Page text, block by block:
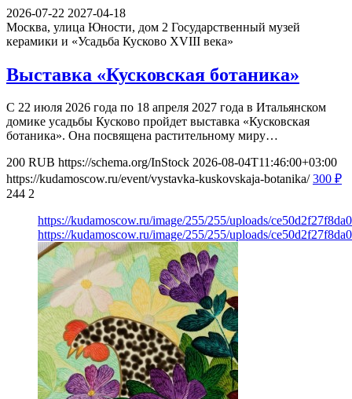
2026-07-22 2027-04-18
Москва, улица Юности, дом 2 Государственный музей
керамики и «Усадьба Кусково XVIII века»
Выставка «Кусковская ботаника»
С 22 июля 2026 года по 18 апреля 2027 года в Итальянском
домике усадьбы Кусково пройдет выставка «Кусковская
ботаника». Она посвящена растительному миру…
200 RUB https://schema.org/InStock 2026-08-04T11:46:00+03:00
https://kudamoscow.ru/event/vystavka-kuskovskaja-botanika/ 300 ₽
244 2
https://kudamoscow.ru/image/255/255/uploads/
https://kudamoscow.ru/image/255/255/uploads/